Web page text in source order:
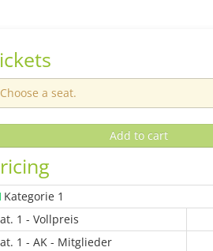
Choose a seat.
Add to cart
Kategorie 1
1 - Vollpreis
1 - AK - Mitglieder